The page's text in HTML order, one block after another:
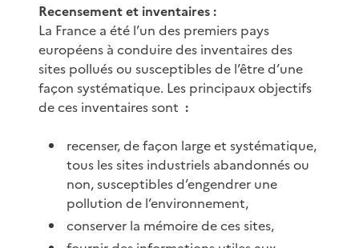
Recensement et inventaires :
La France a été l’un des premiers pays
européens à conduire des inventaires des
sites pollués ou susceptibles de l’être d’une
façon systématique. Les principaux objectifs
de ces inventaires sont :
recenser, de façon large et systématique,
tous les sites industriels abandonnés ou
non, susceptibles d’engendrer une
pollution de l’environnement,
conserver la mémoire de ces sites,